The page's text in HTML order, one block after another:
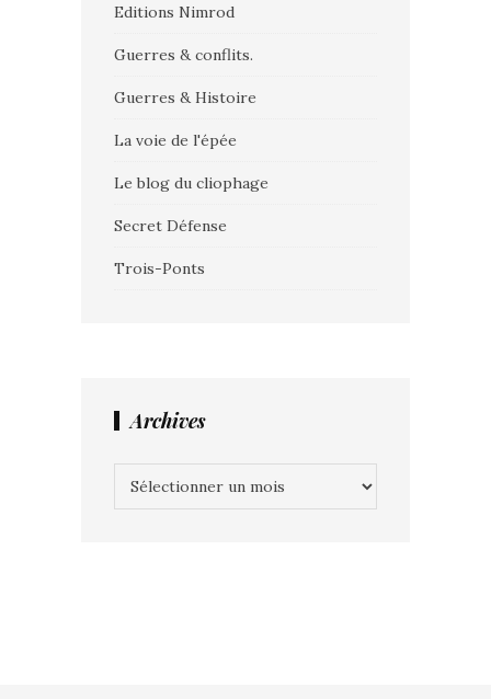
Editions Nimrod
Guerres & conflits.
Guerres & Histoire
La voie de l'épée
Le blog du cliophage
Secret Défense
Trois-Ponts
Archives